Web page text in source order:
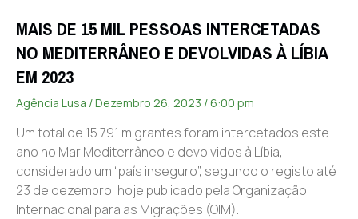
MAIS DE 15 MIL PESSOAS INTERCETADAS
NO MEDITERRÂNEO E DEVOLVIDAS À LÍBIA
EM 2023
Agência Lusa Dezembro 26, 2023 6:00 pm
Um total de 15.791 migrantes foram intercetados este
ano no Mar Mediterrâneo e devolvidos à Líbia,
considerado um “país inseguro”, segundo o registo até
23 de dezembro, hoje publicado pela Organização
Internacional para as Migrações (OIM).